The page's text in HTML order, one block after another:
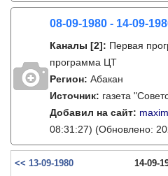
08-09-1980 - 14-09-
Каналы [2]: Первая
программа ЦТ
Регион: Абакан
Источник: газета
Добавил на сайт:
08:31:27) (Обновлено:
<< 13-09-1980 14-09-